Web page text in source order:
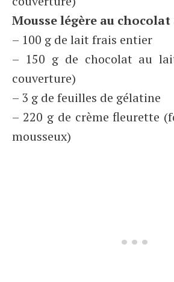
Mousse légère au
– 100 g de lait frais entier
– 150 g de chocolat au
couverture)
– 3 g de feuilles de gélatine
– 220 g de crème fleurette
mousseux)